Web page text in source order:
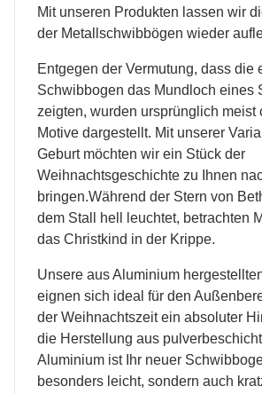
Mit unseren Produkten lassen wir
der Metallschwibbögen wieder
Entgegen der Vermutung, dass die
Schwibbogen das Mundloch eines
zeigten, wurden ursprünglich meist
Motive dargestellt. Mit unserer
Geburt möchten wir ein Stück der
Weihnachtsgeschichte zu Ihnen
bringen.Während der Stern von
dem Stall hell leuchtet, betrachten
das Christkind in der Krippe.
Unsere aus Aluminium
eignen sich ideal für den
der Weihnachtszeit ein absoluter
die Herstellung aus
Aluminium ist Ihr neuer
besonders leicht, sondern auch